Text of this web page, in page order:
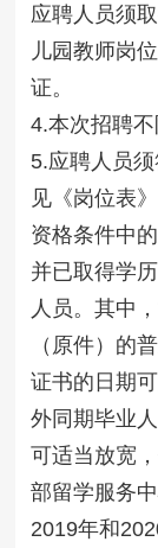
应聘人员须
儿园教师岗
证。
4.本次招聘不
5.应聘人员
见《岗位表》
资格条件中
并已取得学
人员。其中
（原件）的
证书的日期
外同期毕业
可适当放宽
部留学服务
2019年和